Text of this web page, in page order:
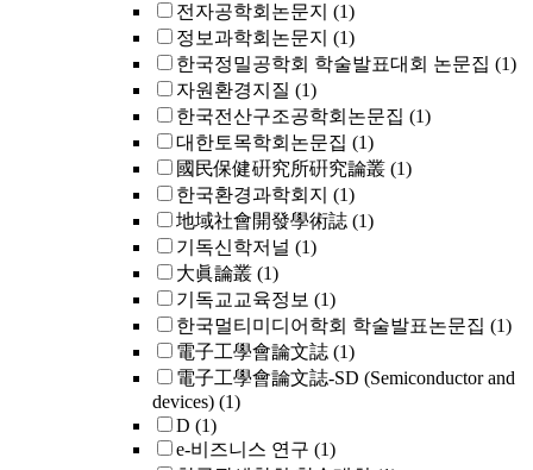
전자공학회논문지 (1)
정보과학회논문지 (1)
한국정밀공학회 학술발표대회 논문집 (1)
자원환경지질 (1)
한국전산구조공학회논문집 (1)
대한토목학회논문집 (1)
國民保健硏究所硏究論叢 (1)
한국환경과학회지 (1)
地域社會開發學術誌 (1)
기독신학저널 (1)
大眞論叢 (1)
기독교교육정보 (1)
한국멀티미디어학회 학술발표논문집 (1)
電子工學會論文誌 (1)
電子工學會論文誌-SD (Semiconductor and
devices) (1)
D (1)
e-비즈니스 연구 (1)